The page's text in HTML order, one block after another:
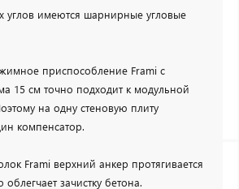
углов имеются шарнирные угловые
приспособление Frami с
15 см точно подходит к модульной
на одну стеновую плиту
компенсатор.
Frami верхний анкер протягивается
зачистку бетона.